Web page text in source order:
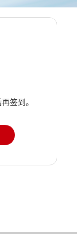
签到。